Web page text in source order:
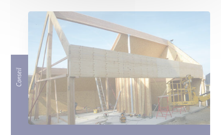
Conseil